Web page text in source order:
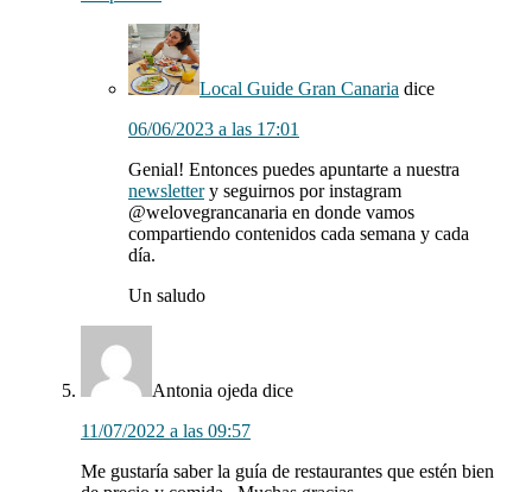
Local Guide Gran Canaria dice
06/06/2023 a las 17:01
Genial! Entonces puedes apuntarte a nuestra
newslettery seguirnos por instagram
@welovegrancanaria en donde vamos
compartiendo contenidos cada semana y cada
día.
Un saludo
Antonia ojeda dice
11/07/2022 a las 09:57
Me gustaría saber la guía de restaurantes que estén bien